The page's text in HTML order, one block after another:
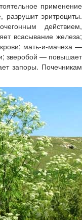
применение
разрушит эритроциты.
действием,
всасывание железа;
мать-и-мачеха —
зверобой — повышает
запоры. Почечникам